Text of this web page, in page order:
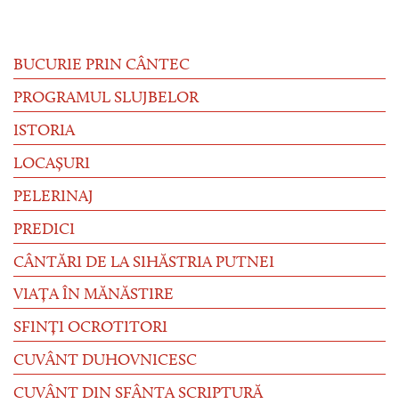
BUCURIE PRIN CÂNTEC
PROGRAMUL SLUJBELOR
ISTORIA
LOCAȘURI
PELERINAJ
PREDICI
CÂNTĂRI DE LA SIHĂSTRIA PUTNEI
VIAȚA ÎN MĂNĂSTIRE
SFINȚI OCROTITORI
CUVÂNT DUHOVNICESC
CUVÂNT DIN SFÂNTA SCRIPTURĂ